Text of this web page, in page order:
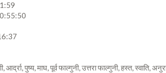
आर्द्रा, पुष्य, माघ, पूर्व फाल्गुनी, उत्तरा फाल्गुनी, हस्त, स्वाति,